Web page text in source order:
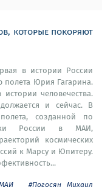
которые покоряют
в истории России
полета Юрия Гагарина.
человечества.
и сейчас. В
созданной по
России в МАИ,
космических
к Марсу и Юпитеру.
#Погосян Михаил